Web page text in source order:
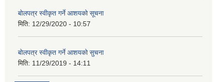
बोलपत्र स्वीकृत गर्ने आशयको सूचना
मिति: 12/29/2020 - 10:57
बोलपत्र स्वीकृत गर्ने आशयको सुचना
मिति: 11/29/2019 - 14:11